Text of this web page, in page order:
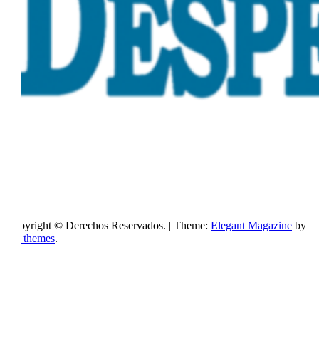
Copyright © Derechos Reservados. | Theme: Elegant Magazine by
AF themes.